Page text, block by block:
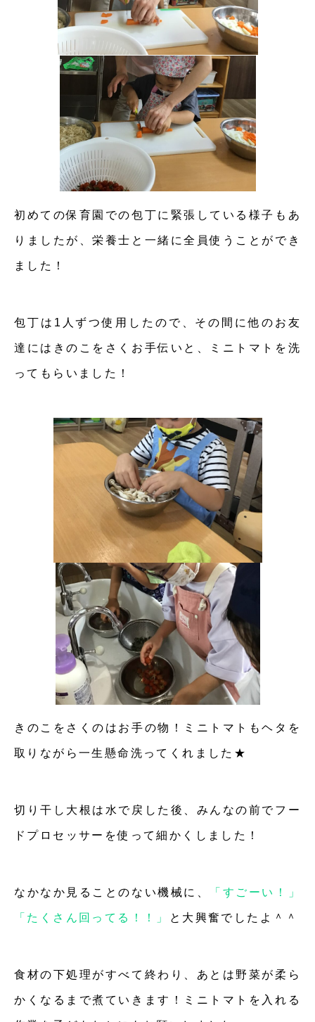
初めての保育園での包丁に緊張している様子もあ
りましたが、栄養士と一緒に全員使うことができ
ました！
包丁は1人ずつ使用したので、その間に他のお友
達にはきのこをさくお手伝いと、ミニトマトを洗
ってもらいました！
きのこをさくのはお手の物！ミニトマトもヘタを
取りながら一生懸命洗ってくれました★
切り干し大根は水で戻した後、みんなの前でフー
ドプロセッサーを使って細かくしました！
なかなか見ることのない機械に、 「すごーい！」
「たくさん回ってる！！」 と大興奮でしたよ＾＾
食材の下処理がすべて終わり、あとは野菜が柔ら
かくなるまで煮ていきます！ミニトマトを入れる